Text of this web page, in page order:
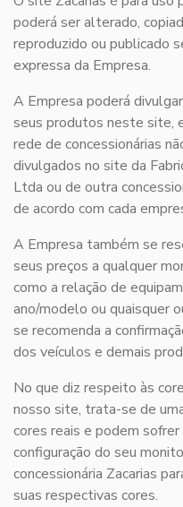
poderá ser alterado,
reproduzido ou publicado
expressa da Empresa.
A Empresa poderá
seus produtos neste site,
rede de concessionárias
divulgados no site da
Ltda ou de outra
de acordo com cada
A Empresa também se
seus preços a qualquer
como a relação de
ano/modelo ou quaisquer
se recomenda a
dos veículos e demais
No que diz respeito às
nosso site, trata-se de
cores reais e podem
configuração do seu
concessionária Zacarias
suas respectivas cores.